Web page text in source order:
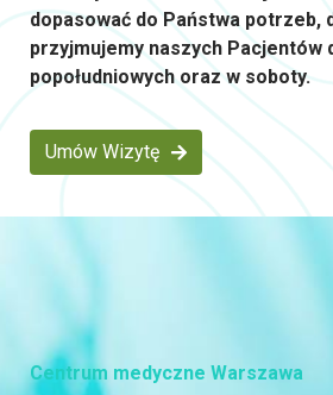
dopasować do Państwa potrzeb,
przyjmujemy naszych Pacjentów
popołudniowych oraz w soboty.
Umów Wizytę
Centrum medyczne Warszawa